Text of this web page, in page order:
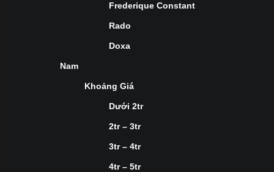
Frederique Constant
Rado
Doxa
Nam
Khoảng Giá
Dưới 2tr
2tr – 3tr
3tr – 4tr
4tr – 5tr